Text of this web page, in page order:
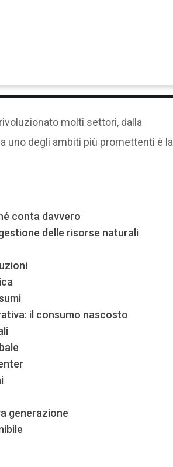
molti settori, dalla
uno degli ambiti più promettenti è la
conta davvero
delle risorse naturali
il consumo nascosto
generazione